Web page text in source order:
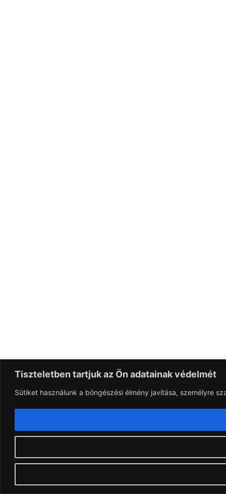
Tiszteletben tartjuk az Ön adatainak védelmét
Sütiket használunk a böngészési élmény javítása, személyre